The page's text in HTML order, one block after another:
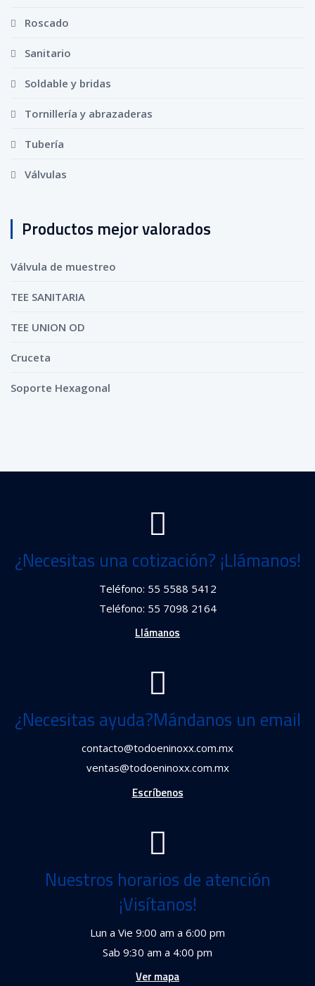
Roscado
Sanitario
Soldable y bridas
Tornillería y abrazaderas
Tubería
Válvulas
Productos mejor valorados
Válvula de muestreo
TEE SANITARIA
TEE UNION OD
Cruceta
Soporte Hexagonal
¿Necesitas una cotización? ¡Llámanos!
Teléfono: 55 5588 5412
Teléfono: 55 7098 2164
Llámanos
¿Necesitas ayuda?Mándanos un email
contacto@todoeninoxx.com.mx
ventas@todoeninoxx.com.mx
Escríbenos
Nuestros horarios de atención
¡Visítanos!
Lun a Vie 9:00 am a 6:00 pm
Sab 9:30 am a 4:00 pm
Ver mapa